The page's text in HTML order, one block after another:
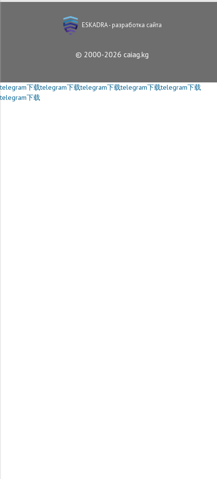
ESKADRA - разработка сайта
© 2000-2026 caiag.kg
telegram下载telegram下载telegram下载telegram下载telegram下载
telegram下载